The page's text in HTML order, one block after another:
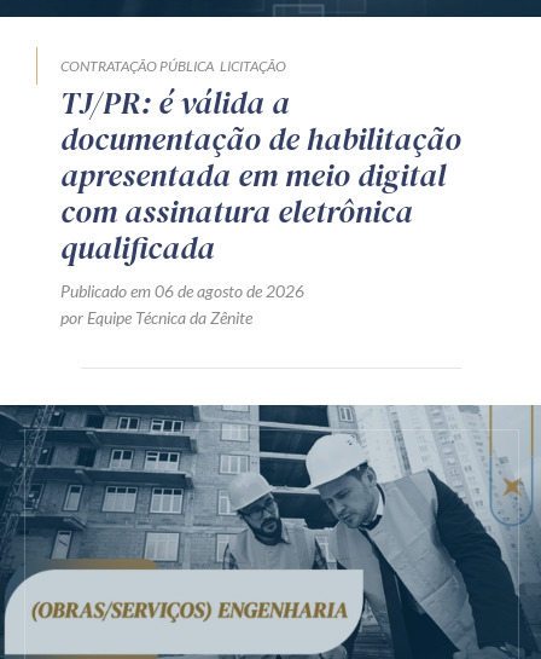
CONTRATAÇÃO PÚBLICA LICITAÇÃO
TJ/PR: é válida a
documentação de habilitação
apresentada em meio digital
com assinatura eletrônica
qualificada
Publicado em 06 de agosto de 2026
por Equipe Técnica da Zênite